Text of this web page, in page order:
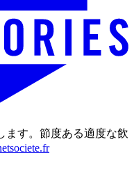
ます。節度ある適度な飲